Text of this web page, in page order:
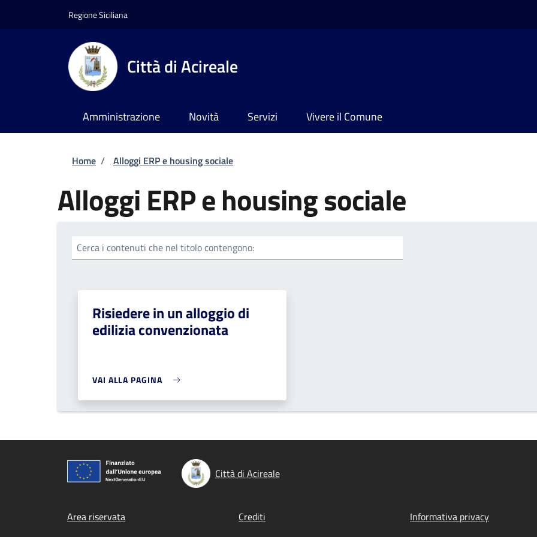
Regione Siciliana
Città di Acireale
Amministrazione Novità Servizi Vivere il Comune
Briciole di pane
Home / Alloggi ERP e housing sociale
Alloggi ERP e housing sociale
Cerca i contenuti che nel titolo contengono:
Risiedere in un alloggio di
edilizia convenzionata
VAI ALLA PAGINA
Città di Acireale
Footer menu
Area riservata Crediti Informativa privacy